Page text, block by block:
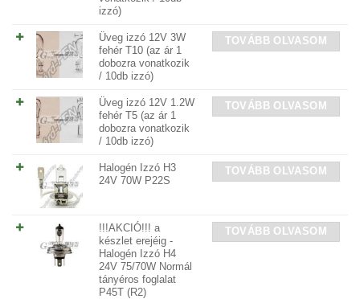
izzó)
Üveg izzó 12V 3W
fehér T10 (az ár 1
dobozra vonatkozik
/ 10db izzó)
TOVÁBB OLVASOM
Üveg izzó 12V 1.2W
fehér T5 (az ár 1
dobozra vonatkozik
/ 10db izzó)
TOVÁBB OLVASOM
Halogén Izzó H3
24V 70W P22S
TOVÁBB OLVASOM
!!!AKCIÓ!!! a
készlet erejéig -
Halogén Izzó H4
24V 75/70W Normál
tányéros foglalat
P45T (R2)
TOVÁBB OLVASOM